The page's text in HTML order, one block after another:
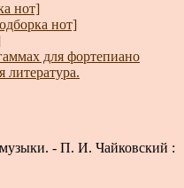
нот]
нот]
для фортепиано
музыки. - П. И. Чайковский :